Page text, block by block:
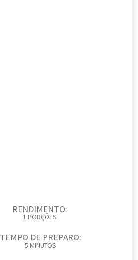
RENDIMENTO:
1 PORÇÕES
TEMPO DE PREPARO:
5 MINUTOS